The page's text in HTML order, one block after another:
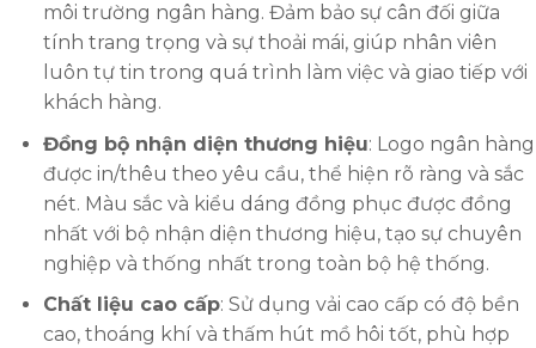
môi trường ngân hàng. Đảm bảo sự cân đối giữa
tính trang trọng và sự thoải mái, giúp nhân viên
luôn tự tin trong quá trình làm việc và giao tiếp với
khách hàng.
Đồng bộ nhận diện thương hiệu: Logo ngân hàng
được in/thêu theo yêu cầu, thể hiện rõ ràng và sắc
nét. Màu sắc và kiểu dáng đồng phục được đồng
nhất với bộ nhận diện thương hiệu, tạo sự chuyên
nghiệp và thống nhất trong toàn bộ hệ thống.
Chất liệu cao cấp: Sử dụng vải cao cấp có độ bền
cao, thoáng khí và thấm hút mồ hôi tốt, phù hợp